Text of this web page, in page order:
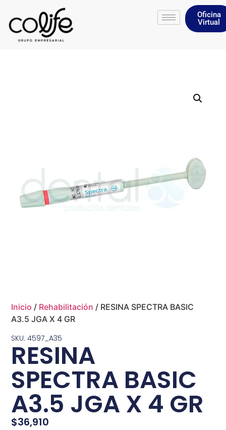
Oficina
Virtual
Inicio / Rehabilitación / RESINA SPECTRA BASIC
A3.5 JGA X 4 GR
SKU: 4597_A35
RESINA
SPECTRA BASIC
A3.5 JGA X 4 GR
$36,910